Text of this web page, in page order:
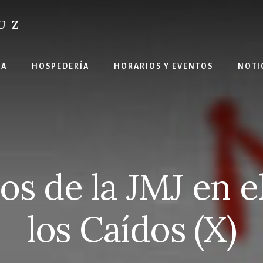
HOSPEDERÍA HORARIOS Y EVENTOS
de la JMJ en
los Caídos (X)